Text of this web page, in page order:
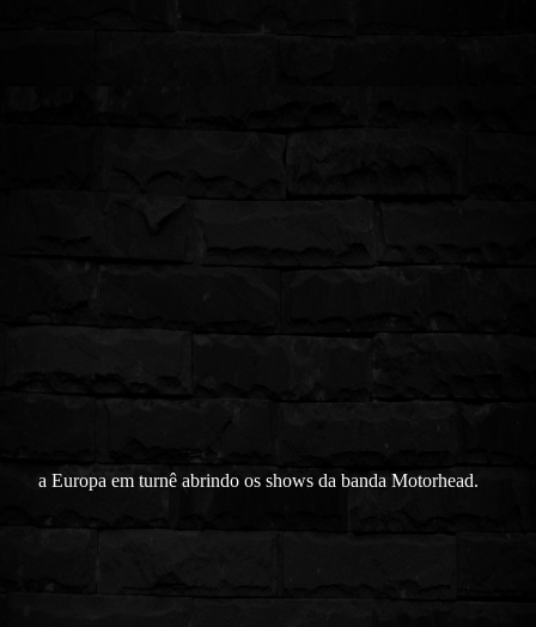
a Europa em turnê abrindo os shows da banda Motorhead.